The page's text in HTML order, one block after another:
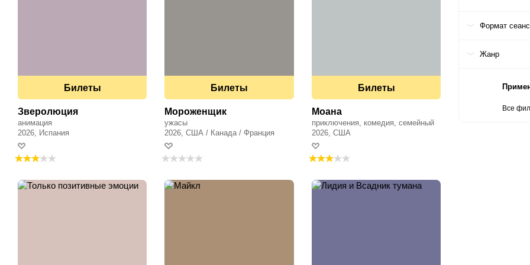
Зверолюция
анимация
2026, Испания
Билеты
Мороженщик
ужасы
2026, США / Канада / Франция
Билеты
Моана
приключения, комедия, семейный
2026, США
Билеты
Формат
Жанр
Все